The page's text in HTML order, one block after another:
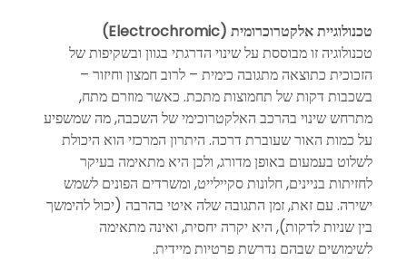
טכנולוגיית אלקטרוכרומית (Electrochromic)
טכנולוגיה זו מבוססת על שינוי הדרגתי בגוון ובשקיפות של
הזכוכית כתוצאה מתגובה כימית – לרוב חמצון וחיזור –
בשכבות דקות של תחמוצות מתכת. כאשר מוזרם מתח,
מתרחש שינוי בהרכב האלקטרוכימי של השכבה, מה שמשפיע
על כמות האור שעוברת דרכה. היתרון המרכזי הוא היכולת
לשלוט בעמעום באופן מדורג, ולכן היא מתאימה בעיקר
לחזיתות בניינים, חלונות סקיילייט, ומשרדים הפונים לשמש
ישירה. עם זאת, זמן התגובה שלה איטי בהרבה (יכול להימשך
בין שניות לדקות), היא יקרה יחסית, ואינה מתאימה
לשימושים שבהם נדרשת פרטיות מיידית.